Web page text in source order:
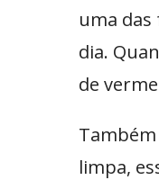
uma das
dia.
de
limpa,